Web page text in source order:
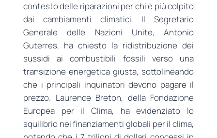
contesto delle riparazioni per chi è più colpito
dai cambiamenti climatici. Il Segretario
Generale delle Nazioni Unite, Antonio
Guterres, ha chiesto la ridistribuzione dei
sussidi ai combustibili fossili verso una
transizione energetica giusta, sottolineando
che i principali inquinatori devono pagare il
prezzo. Laurence Breton, della Fondazione
Europea per il Clima, ha evidenziato lo
squilibrio nei finanziamenti globali per il clima,